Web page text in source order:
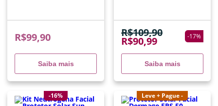
R$99,90
Saiba mais
R$109,90
R$90,99 -17%
Saiba mais
-16% Leve + Pague -